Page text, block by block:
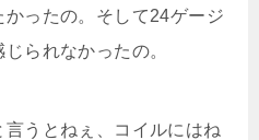
ったの。そして24ゲージ
られなかったの。
うとねぇ、コイルにはね